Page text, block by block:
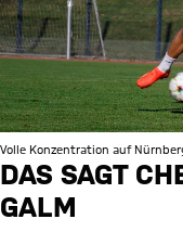
Volle Konzentration auf
DAS SAGT
GALM